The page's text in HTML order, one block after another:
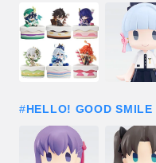
#HELLO! GOOD SMILE